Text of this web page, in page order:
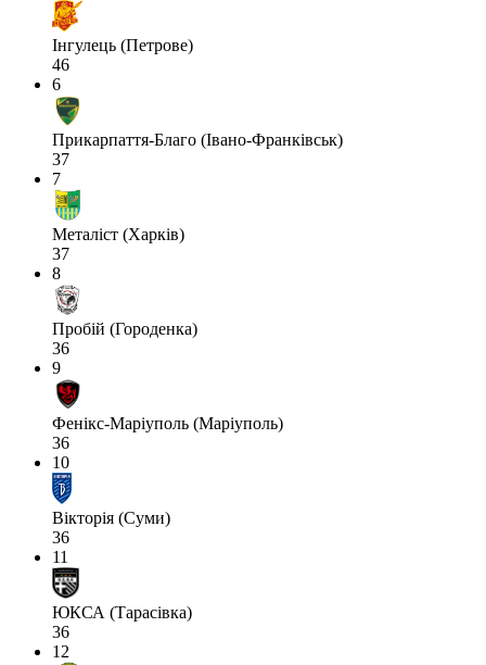
Інгулець (Петрове)
46
6
Прикарпаття-Благо (Івано-Франківськ)
37
7
Металіст (Харків)
37
8
Пробій (Городенка)
36
9
Фенікс-Маріуполь (Маріуполь)
36
10
Вікторія (Суми)
36
11
ЮКСА (Тарасівка)
36
12